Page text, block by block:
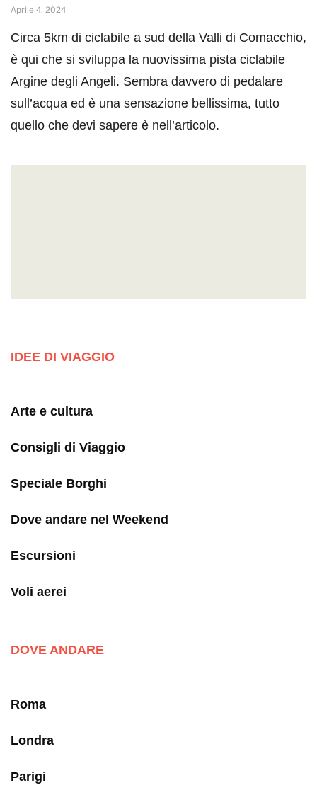
Aprile 4, 2024
Circa 5km di ciclabile a sud della Valli di Comacchio,
è qui che si sviluppa la nuovissima pista ciclabile
Argine degli Angeli. Sembra davvero di pedalare
sull’acqua ed è una sensazione bellissima, tutto
quello che devi sapere è nell’articolo.
IDEE DI VIAGGIO
Arte e cultura
Consigli di Viaggio
Speciale Borghi
Dove andare nel Weekend
Escursioni
Voli aerei
DOVE ANDARE
Roma
Londra
Parigi